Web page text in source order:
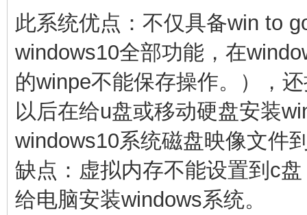
此系统优点：不仅具备win to
windows10全部功能，在
的winpe不能保存操作。），
以后在给u盘或移动硬盘安装
windows10系统磁盘映像文件
缺点：虚拟内存不能设置到c
给电脑安装windows系统。